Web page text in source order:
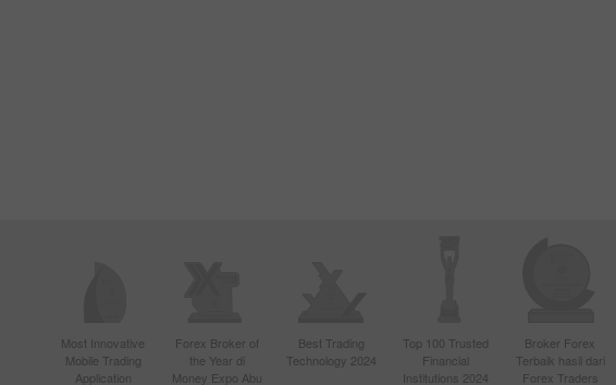
Most Innovative
Mobile Trading
Application
Forex Broker of
the Year di
Money Expo Abu
Best Trading
Technology 2024
Top 100 Trusted
Financial
Institutions 2024
Broker Forex
Terbaik hasil dari
Forex Traders